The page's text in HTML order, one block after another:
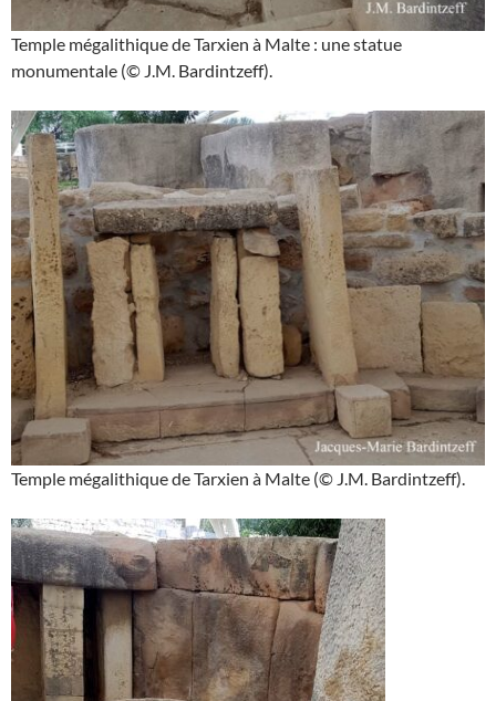
Temple mégalithique de Tarxien à Malte : une statue
monumentale (© J.M. Bardintzeff).
Temple mégalithique de Tarxien à Malte (© J.M. Bardintzeff).